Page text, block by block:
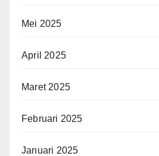
Mei 2025
April 2025
Maret 2025
Februari 2025
Januari 2025